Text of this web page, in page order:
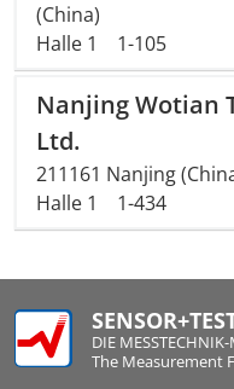
(China)
Halle 1
1-105
Nanjing Wotian
Ltd.
211161 Nanjing
Halle 1
1-434
DIE MESSTECHNIK-
The Measurement